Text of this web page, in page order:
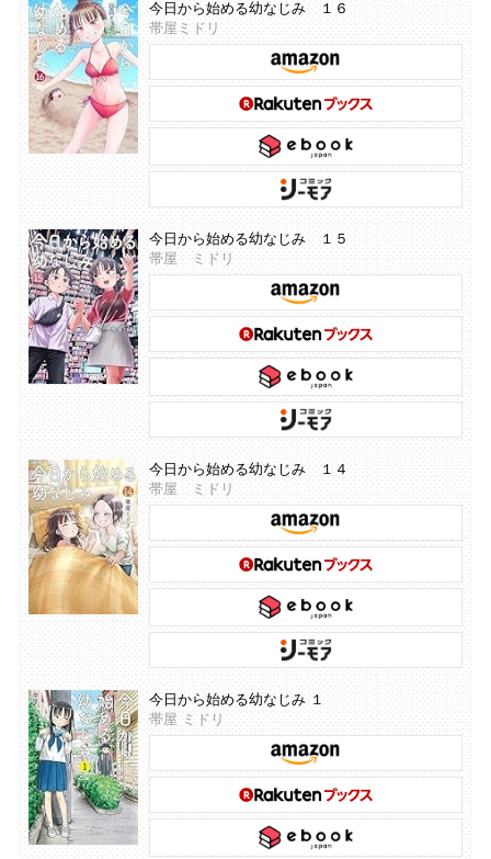
今日から始める幼なじみ １６
帯屋ミドリ
今日から始める幼なじみ １５
帯屋 ミドリ
今日から始める幼なじみ １４
帯屋 ミドリ
今日から始める幼なじみ １
帯屋 ミドリ